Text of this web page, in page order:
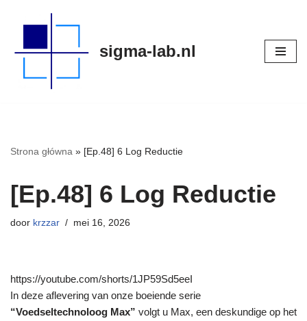
naar
sigma-lab.nl
Strona główna » [Ep.48] 6 Log Reductie
[Ep.48] 6 Log Reductie
door krzzar mei 16, 2026
https://youtube.com/shorts/1JP59Sd5eeI
In deze aflevering van onze boeiende serie
“Voedseltechnoloog Max” volgt u Max, een deskundige op het